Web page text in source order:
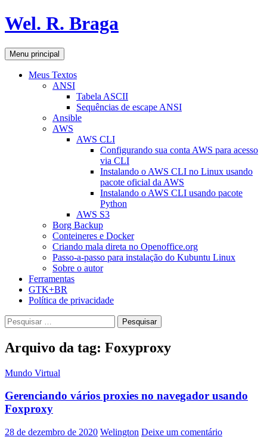
Pular
para
conteúdo
Wel. R. Braga
Pesquisar
Menu principal
Meus Textos
ANSI
Tabela ASCII
Sequências de escape ANSI
Ansible
AWS
AWS CLI
Configurando sua conta AWS para acesso
via CLI
Instalando o AWS CLI no Linux usando
pacote oficial da AWS
Instalando o AWS CLI usando pacote
Python
AWS S3
Borg Backup
Conteineres e Docker
Criando mala direta no Openoffice.org
Passo-a-passo para instalação do Kubuntu Linux
Sobre o autor
Ferramentas
GTK+BR
Política de privacidade
Pesquisar
por:
Arquivo da tag: Foxyproxy
Mundo Virtual
Gerenciando vários proxies no navegador usando
Foxproxy
28 de dezembro de 2020 Welington Deixe um comentário